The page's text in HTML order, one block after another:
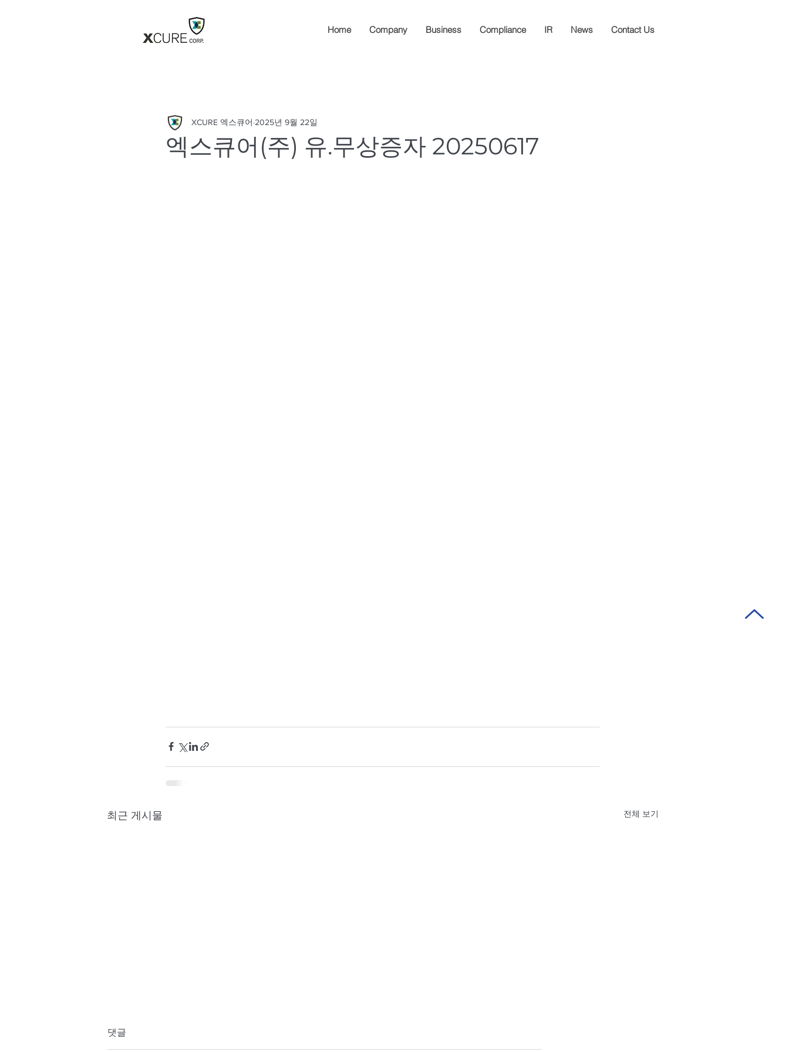
Home Company Business Compliance IR News Contact Us
엑스큐어(주) 유.무상증자 20250617
XCURE 엑스큐어 2025년 9월 22일
최근 게시물 전체 보기
댓글